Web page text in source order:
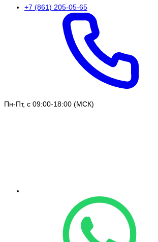
+7 (861) 205-05-65
Пн-Пт, с 09:00-18:00 (МСК)